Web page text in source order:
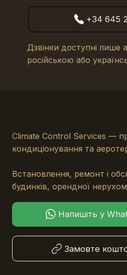
+34 645
Дзвінки доступні лише
російською або
Climate Control Services —
кондиціонування та
Встановлення, ремонт і
будинків, орендної
Напишіть у
Замовте